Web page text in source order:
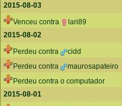
2015-08-03
Venceu contra
lari89
2015-08-02
Perdeu contra
cidd
Perdeu contra
maurosapateiro
Perdeu contra o computador
2015-08-01